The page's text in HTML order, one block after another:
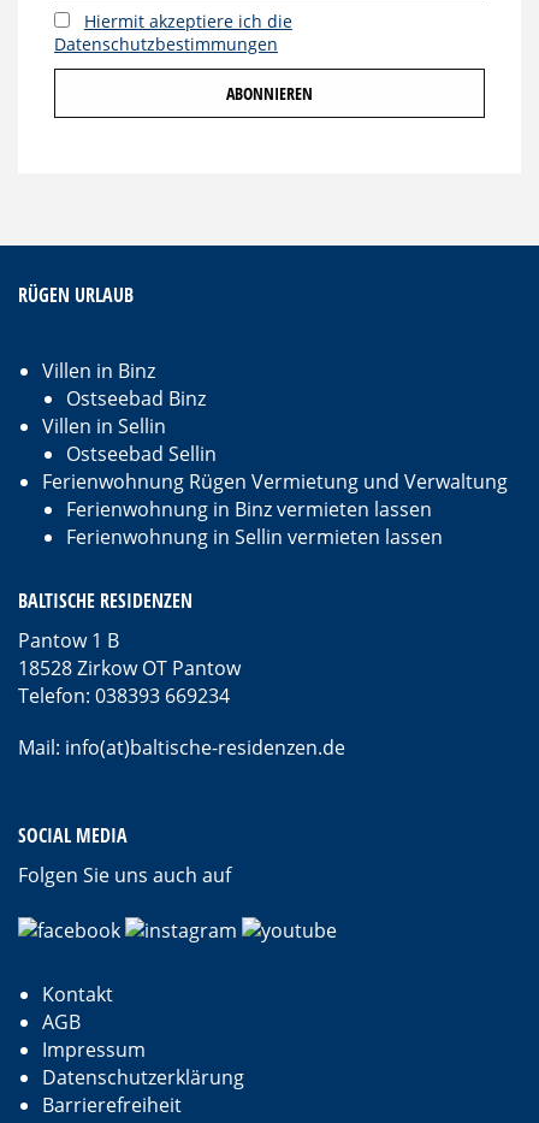
Hiermit akzeptiere ich die
Datenschutzbestimmungen
RÜGEN URLAUB
Villen in Binz
Ostseebad Binz
Villen in Sellin
Ostseebad Sellin
Ferienwohnung Rügen Vermietung und Verwaltung
Ferienwohnung in Binz vermieten lassen
Ferienwohnung in Sellin vermieten lassen
BALTISCHE RESIDENZEN
Pantow 1 B
18528 Zirkow OT Pantow
Telefon: 038393 669234
Mail: info(at)baltische-residenzen.de
SOCIAL MEDIA
Folgen Sie uns auch auf
Kontakt
AGB
Impressum
Datenschutzerklärung
Barrierefreiheit